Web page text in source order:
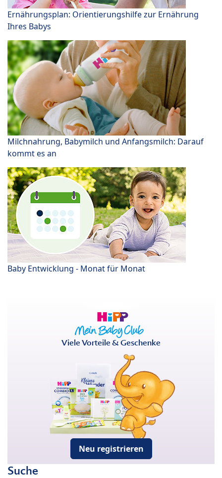
Ernährungsplan: Orientierungshilfe zur Ernährung
Ihres Babys
Milchnahrung, Babymilch und Anfangsmilch: Darauf
kommt es an
Baby Entwicklung - Monat für Monat
Viele Vorteile & Geschenke
Neu registrieren
Suche